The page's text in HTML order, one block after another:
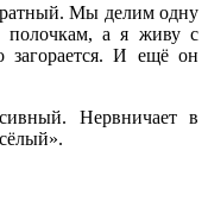
Мы делим одну
полочкам, а я живу с
загорается. И ещё он
Нервничает в